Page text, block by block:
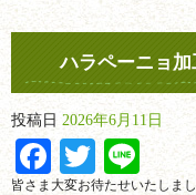
ハラペーニョ
投稿日 2026年6月11日
Facebook
皆さま大変お待たせいたしまし